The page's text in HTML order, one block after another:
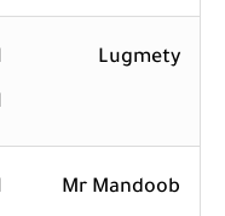
Lugmety
Mr Mandoob